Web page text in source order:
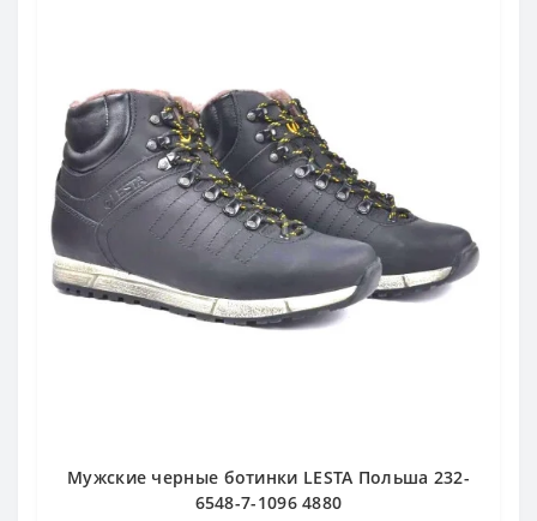
Мужские черные ботинки LESTA Польша 232-
6548-7-1096 4880